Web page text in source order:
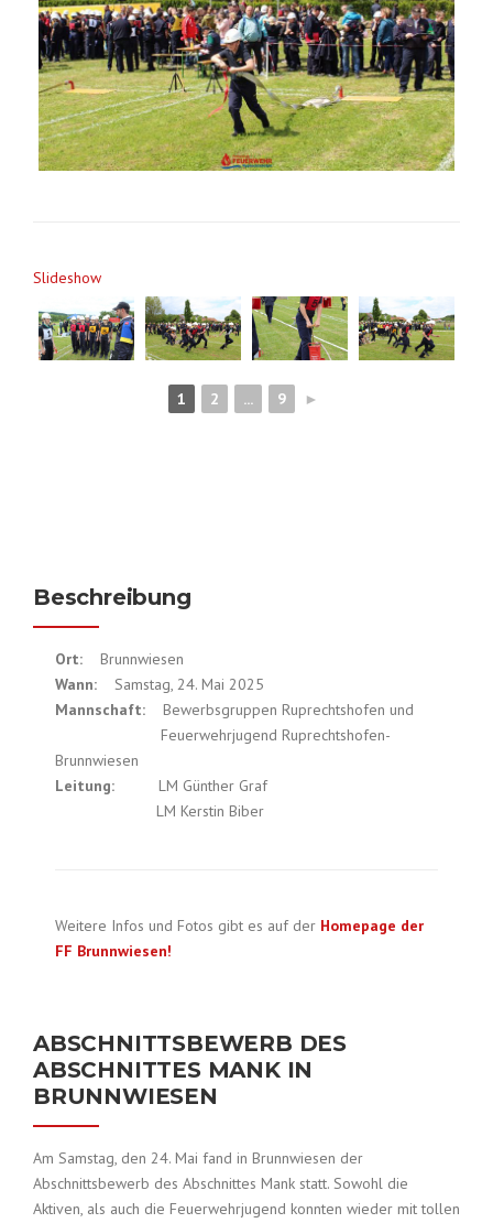
Slideshow
1 2 ... 9 ►
Beschreibung
Ort: Brunnwiesen
Wann: Samstag, 24. Mai 2025
Mannschaft: Bewerbsgruppen Ruprechtshofen und
Feuerwehrjugend Ruprechtshofen-
Brunnwiesen
Leitung: LM Günther Graf
LM Kerstin Biber
Weitere Infos und Fotos gibt es auf der Homepage der
FF Brunnwiesen!
ABSCHNITTSBEWERB DES
ABSCHNITTES MANK IN
BRUNNWIESEN
Am Samstag, den 24. Mai fand in Brunnwiesen der
Abschnittsbewerb des Abschnittes Mank statt. Sowohl die
Aktiven, als auch die Feuerwehrjugend konnten wieder mit tollen